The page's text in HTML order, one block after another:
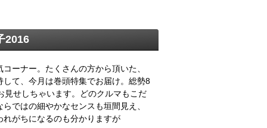
2016
ーナー。たくさんの方から頂いた、
して、今月は巻頭特集でお届け。総勢8
せしちゃいます。どのクルマもこだ
ではの細やかなセンスも垣間見え、
がちになるのも分かりますが